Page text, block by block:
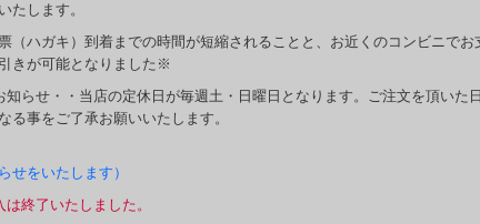
たします。
（ハガキ）到着までの時間が短縮されることと、お近くのコンビニでお
きが可能となりました※
らせ・・当店の定休日が毎週土・日曜日となります。ご注文を頂いた
る事をご了承お願いいたします。
せをいたします）
終了いたしました。